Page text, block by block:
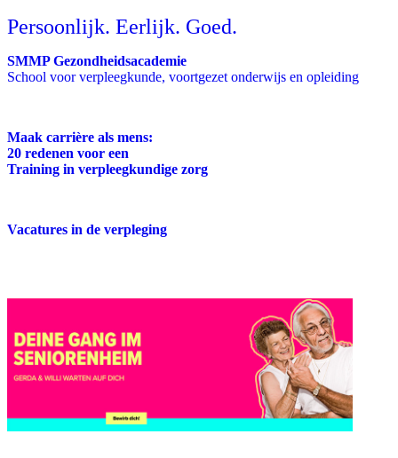
Persoonlijk. Eerlijk. Goed.
SMMP Gezondheidsacademie
School voor verpleegkunde, voortgezet onderwijs en opleiding
Maak carrière als mens:
20 redenen voor een
Training in verpleegkundige zorg
Vacatures in de verpleging